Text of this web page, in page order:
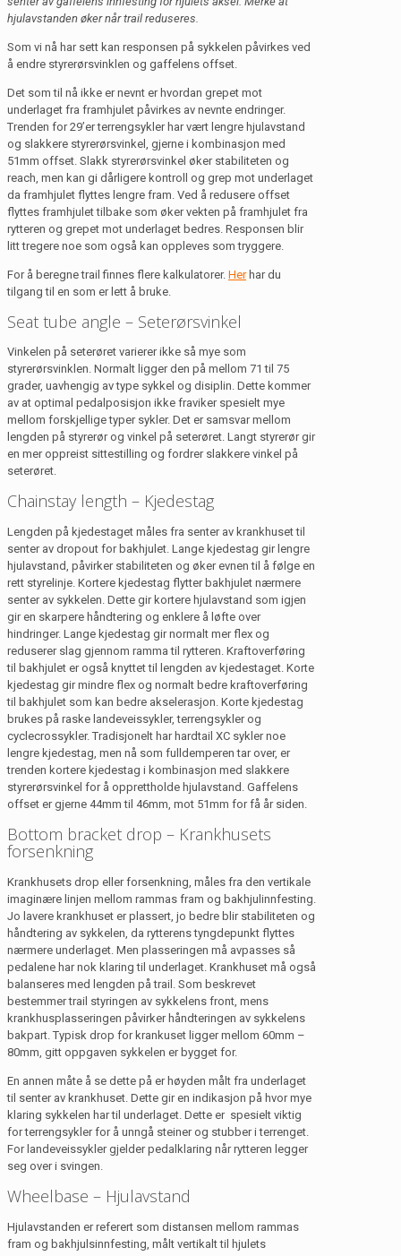
hjulavstanden øker når trail reduseres.
Som vi nå har sett kan responsen på sykkelen påvirkes ved
å endre styrerørsvinklen og gaffelens offset.
Det som til nå ikke er nevnt er hvordan grepet mot
underlaget fra framhjulet påvirkes av nevnte endringer.
Trenden for 29’er terrengsykler har vært lengre hjulavstand
og slakkere styrerørsvinkel, gjerne i kombinasjon med
51mm offset. Slakk styrerørsvinkel øker stabiliteten og
reach, men kan gi dårligere kontroll og grep mot underlaget
da framhjulet flyttes lengre fram. Ved å redusere offset
flyttes framhjulet tilbake som øker vekten på framhjulet fra
rytteren og grepet mot underlaget bedres. Responsen blir
litt tregere noe som også kan oppleves som tryggere.
For å beregne trail finnes flere kalkulatorer. Herhar du
tilgang til en som er lett å bruke.
Seat tube angle – Seterørsvinkel
Vinkelen på seterøret varierer ikke så mye som
styrerørsvinklen. Normalt ligger den på mellom 71 til 75
grader, uavhengig av type sykkel og disiplin. Dette kommer
av at optimal pedalposisjon ikke fraviker spesielt mye
mellom forskjellige typer sykler. Det er samsvar mellom
lengden på styrerør og vinkel på seterøret. Langt styrerør gir
en mer oppreist sittestilling og fordrer slakkere vinkel på
seterøret.
Chainstay length – Kjedestag
Lengden på kjedestaget måles fra senter av krankhuset til
senter av dropout for bakhjulet. Lange kjedestag gir lengre
hjulavstand, påvirker stabiliteten og øker evnen til å følge en
rett styrelinje. Kortere kjedestag flytter bakhjulet nærmere
senter av sykkelen. Dette gir kortere hjulavstand som igjen
gir en skarpere håndtering og enklere å løfte over
hindringer. Lange kjedestag gir normalt mer flex og
reduserer slag gjennom ramma til rytteren. Kraftoverføring
til bakhjulet er også knyttet til lengden av kjedestaget. Korte
kjedestag gir mindre flex og normalt bedre kraftoverføring
til bakhjulet som kan bedre akselerasjon. Korte kjedestag
brukes på raske landeveissykler, terrengsykler og
cyclecrossykler. Tradisjonelt har hardtail XC sykler noe
lengre kjedestag, men nå som fulldemperen tar over, er
trenden kortere kjedestag i kombinasjon med slakkere
styrerørsvinkel for å opprettholde hjulavstand. Gaffelens
offset er gjerne 44mm til 46mm, mot 51mm for få år siden.
Bottom bracket drop – Krankhusets
forsenkning
Krankhusets drop eller forsenkning, måles fra den vertikale
imaginære linjen mellom rammas fram og bakhjulinnfesting.
Jo lavere krankhuset er plassert, jo bedre blir stabiliteten og
håndtering av sykkelen, da rytterens tyngdepunkt flyttes
nærmere underlaget. Men plasseringen må avpasses så
pedalene har nok klaring til underlaget. Krankhuset må også
balanseres med lengden på trail. Som beskrevet
bestemmer trail styringen av sykkelens front, mens
krankhusplasseringen påvirker håndteringen av sykkelens
bakpart. Typisk drop for krankuset ligger mellom 60mm –
80mm, gitt oppgaven sykkelen er bygget for.
En annen måte å se dette på er høyden målt fra underlaget
til senter av krankhuset. Dette gir en indikasjon på hvor mye
klaring sykkelen har til underlaget. Dette er spesielt viktig
for terrengsykler for å unngå steiner og stubber i terrenget.
For landeveissykler gjelder pedalklaring når rytteren legger
seg over i svingen.
Wheelbase – Hjulavstand
Hjulavstanden er referert som distansen mellom rammas
fram og bakhjulsinnfesting, målt vertikalt til hjulets